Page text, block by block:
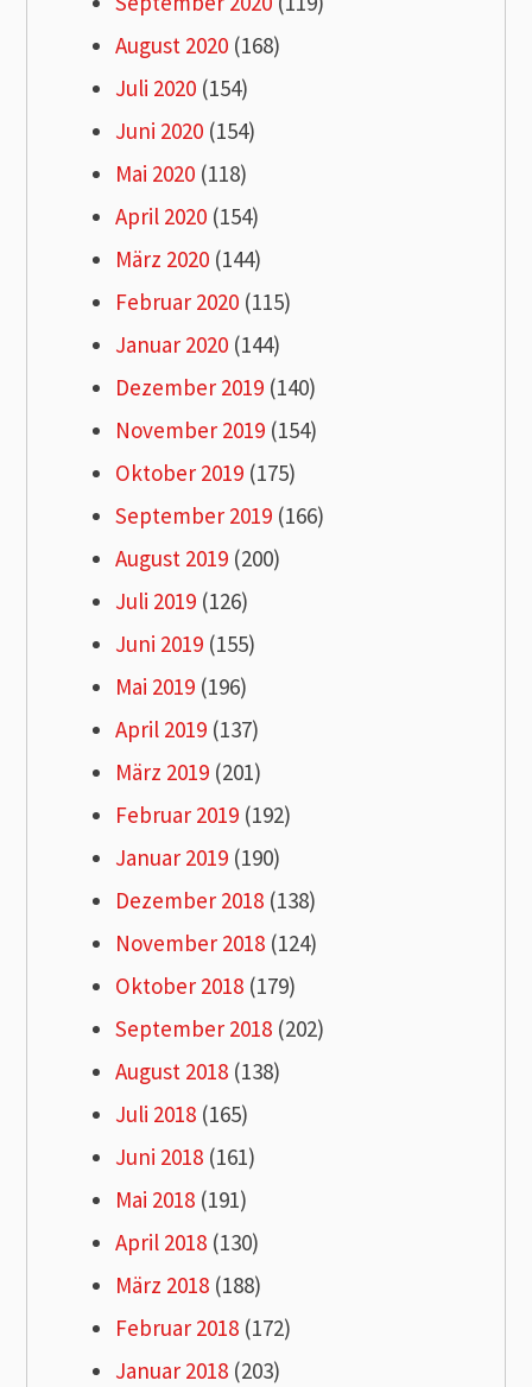
August 2020 (168)
Juli 2020 (154)
Juni 2020 (154)
Mai 2020 (118)
April 2020 (154)
März 2020 (144)
Februar 2020 (115)
Januar 2020 (144)
Dezember 2019 (140)
November 2019 (154)
Oktober 2019 (175)
September 2019 (166)
August 2019 (200)
Juli 2019 (126)
Juni 2019 (155)
Mai 2019 (196)
April 2019 (137)
März 2019 (201)
Februar 2019 (192)
Januar 2019 (190)
Dezember 2018 (138)
November 2018 (124)
Oktober 2018 (179)
September 2018 (202)
August 2018 (138)
Juli 2018 (165)
Juni 2018 (161)
Mai 2018 (191)
April 2018 (130)
März 2018 (188)
Februar 2018 (172)
Januar 2018 (203)